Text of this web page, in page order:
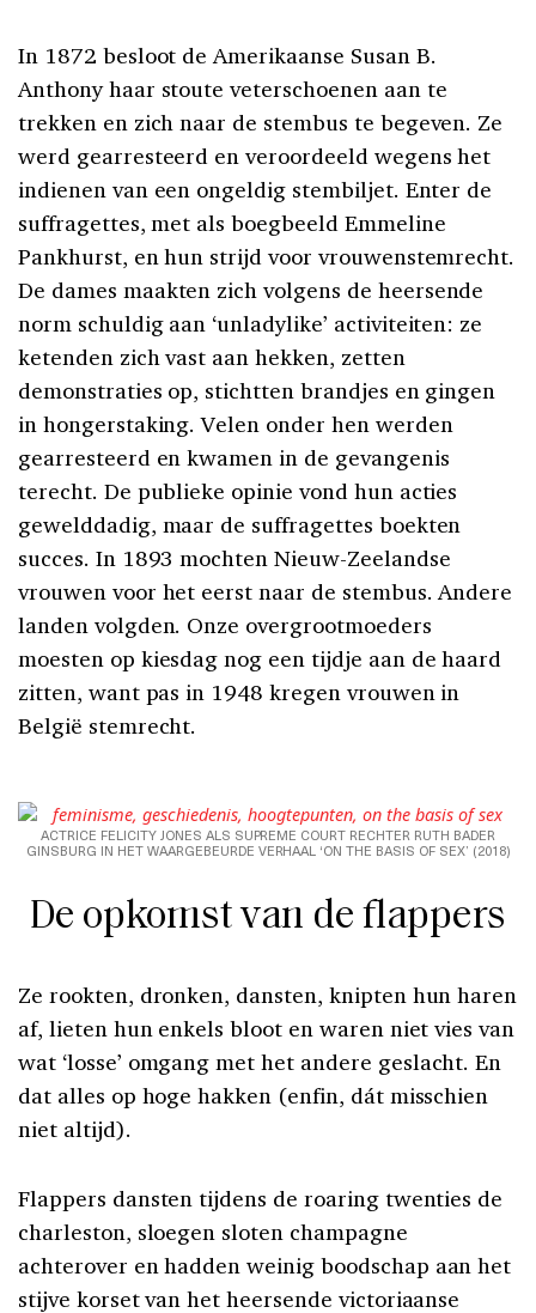
In 1872 besloot de Amerikaanse Susan B.
Anthony haar stoute veterschoenen aan te
trekken en zich naar de stembus te begeven. Ze
werd gearresteerd en veroordeeld wegens het
indienen van een ongeldig stembiljet. Enter de
suffragettes, met als boegbeeld Emmeline
Pankhurst, en hun strijd voor vrouwenstemrecht.
De dames maakten zich volgens de heersende
norm schuldig aan ‘unladylike’ activiteiten: ze
ketenden zich vast aan hekken, zetten
demonstraties op, stichtten brandjes en gingen
in hongerstaking. Velen onder hen werden
gearresteerd en kwamen in de gevangenis
terecht. De publieke opinie vond hun acties
gewelddadig, maar de suffragettes boekten
succes. In 1893 mochten Nieuw-Zeelandse
vrouwen voor het eerst naar de stembus. Andere
landen volgden. Onze overgrootmoeders
moesten op kiesdag nog een tijdje aan de haard
zitten, want pas in 1948 kregen vrouwen in
België stemrecht.
ACTRICE FELICITY JONES ALS SUPREME COURT RECHTER RUTH BADER
GINSBURG IN HET WAARGEBEURDE VERHAAL ‘ON THE BASIS OF SEX’ (2018)
De opkomst van de flappers
Ze rookten, dronken, dansten, knipten hun haren
af, lieten hun enkels bloot en waren niet vies van
wat ‘losse’ omgang met het andere geslacht. En
dat alles op hoge hakken (enfin, dát misschien
niet altijd).
Flappers dansten tijdens de roaring twenties de
charleston, sloegen sloten champagne
achterover en hadden weinig boodschap aan het
stijve korset van het heersende victoriaanse